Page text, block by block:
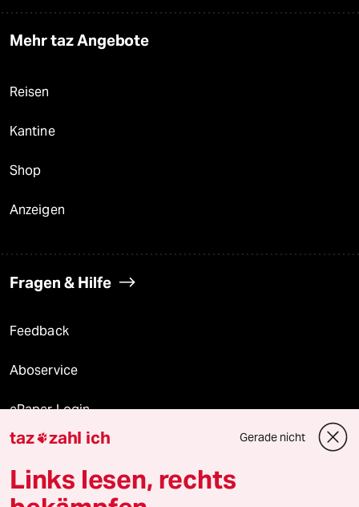
Mehr taz Angebote
Reisen
Kantine
Shop
Anzeigen
Fragen & Hilfe
Feedback
Aboservice
ePaper Login
Downloads für Abonnierende
taz zahl ich Gerade nicht
Links lesen, rechts